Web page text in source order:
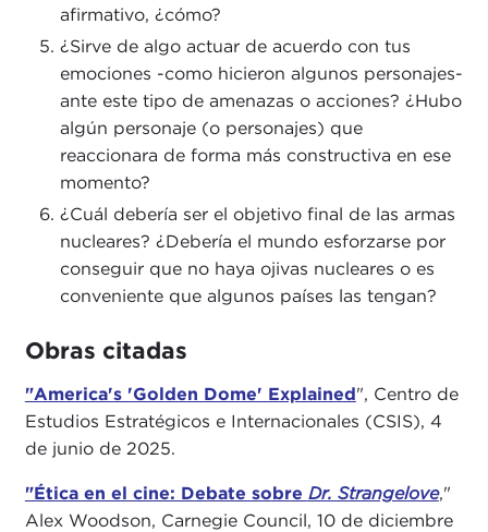
afirmativo, ¿cómo?
¿Sirve de algo actuar de acuerdo con tus
emociones -como hicieron algunos personajes-
ante este tipo de amenazas o acciones? ¿Hubo
algún personaje (o personajes) que
reaccionara de forma más constructiva en ese
momento?
¿Cuál debería ser el objetivo final de las armas
nucleares? ¿Debería el mundo esforzarse por
conseguir que no haya ojivas nucleares o es
conveniente que algunos países las tengan?
Obras citadas
"America's 'Golden Dome' Explained", Centro de
Estudios Estratégicos e Internacionales (CSIS), 4
de junio de 2025.
"Ética en el cine: Debate sobre Dr. Strangelove,"
Alex Woodson, Carnegie Council, 10 de diciembre